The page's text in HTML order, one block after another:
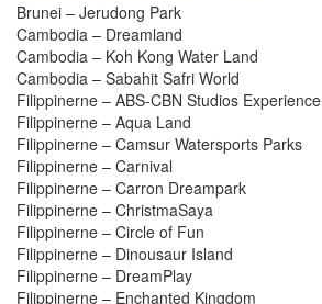
Brunei – Jerudong Park
Cambodia – Dreamland
Cambodia – Koh Kong Water Land
Cambodia – Sabahit Safri World
Filippinerne – ABS-CBN Studios Experience
Filippinerne – Aqua Land
Filippinerne – Camsur Watersports Parks
Filippinerne – Carnival
Filippinerne – Carron Dreampark
Filippinerne – ChristmaSaya
Filippinerne – Circle of Fun
Filippinerne – Dinousaur Island
Filippinerne – DreamPlay
Filippinerne – Enchanted Kingdom